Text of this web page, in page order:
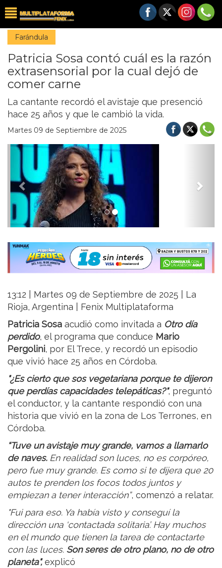
Farándula
Patricia Sosa contó cuál es la razón
extrasensorial por la cual dejó de
comer carne
La cantante recordó el avistaje que presenció
hace 25 años y que le cambió la vida.
Martes 09 de Septiembre de 2025
Previous
13:12 | Martes 09 de Septiembre de 2025 | La
Rioja, Argentina | Fenix Multiplataforma
Patricia Sosa acudió como invitada a Otro día
perdido, el programa que conduce Mario
Pergolini, por El Trece, y recordó un episodio
que vivió hace 25 años en Córdoba.
"¿Es cierto que sos vegetariana porque te dijeron
que perdías capacidades telepáticas?", preguntó
el conductor, y la cantante respondió con una
historia que vivió en la zona de Los Terrones, en
Córdoba.
“Tuve un avistaje muy grande, vamos a llamarlo
de naves.En realidad son luces, no es corpóreo,
pero fue muy grande. Es como si te dijera que 20
autos te prenden los focos todos juntos y
empiezan a tener interacción”, comenzó a relatar.
"Fui para eso. Ya había visto y conseguí la
dirección una ‘contactada solitaria’. Hay muchos
en el mundo que tienen la tarea de contactarte
con las luces. Son seres de otro plano, no de otro
planeta",explicó